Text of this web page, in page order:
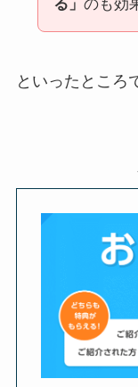
る」 のも効
といったところ